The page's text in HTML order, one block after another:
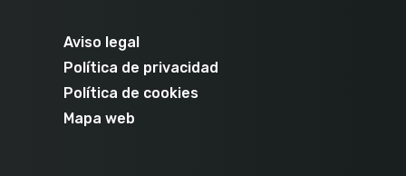
Aviso legal
Política de privacidad
Política de cookies
Mapa web